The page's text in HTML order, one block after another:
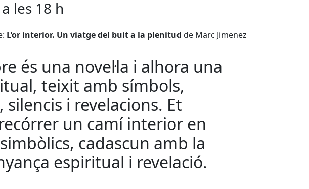
les 18 h
L’or interior. Un viatge del buit a la plenitud de Marc Jimenez
és una novel·la i alhora una
teixit amb símbols,
i revelacions. Et
un camí interior en
cadascun amb la
espiritual i revelació.